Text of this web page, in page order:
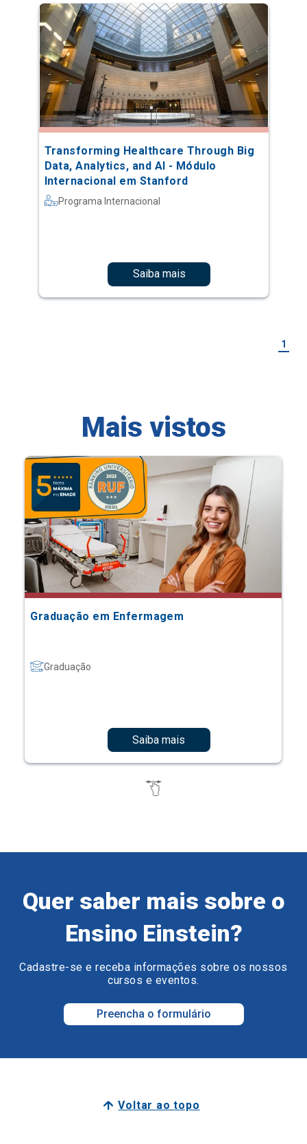
Transforming Healthcare Through Big
Data, Analytics, and AI - Módulo
Internacional em Stanford
Programa Internacional
Saiba mais
1
Mais vistos
Graduação em Enfermagem
Graduação
Saiba mais
Quer saber mais sobre o
Ensino Einstein?
Cadastre-se e receba informações sobre os nossos
cursos e eventos.
Preencha o formulário
Voltar ao topo